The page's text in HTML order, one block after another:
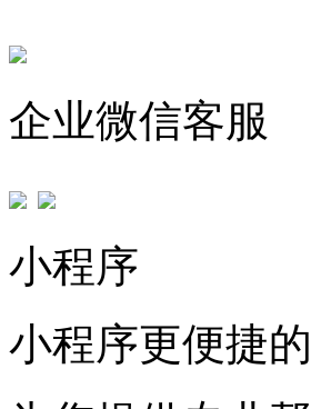
企业微信客服
小程序
小程序更便捷